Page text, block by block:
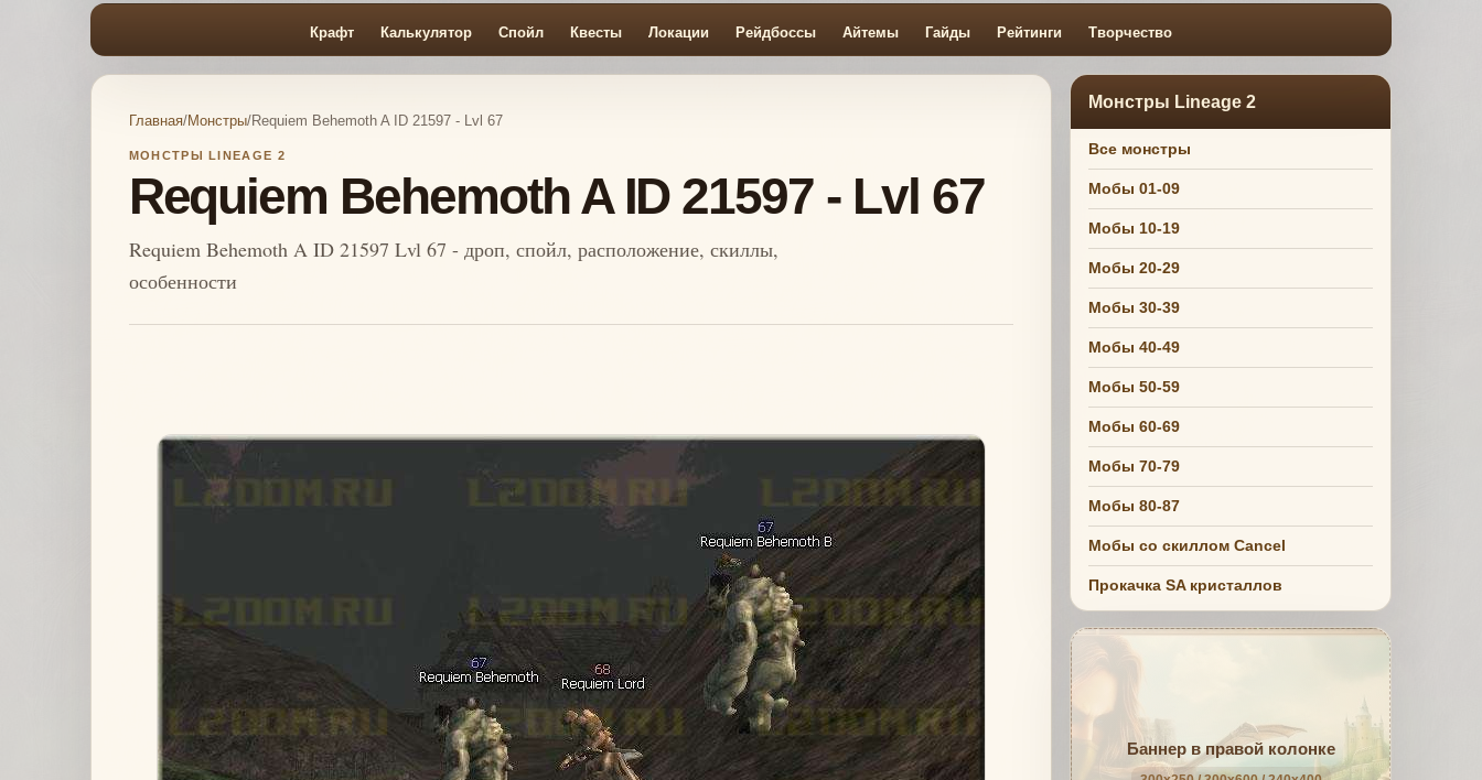
Крафт Калькулятор Спойл Квесты Локации Рейдбоссы Айтемы Гайды Рейтинги Творчество
Главная/Монстры/Requiem Behemoth A ID 21597 - Lvl 67
МОНСТРЫ LINEAGE 2
Requiem Behemoth A ID 21597 - Lvl 67
Requiem Behemoth A ID 21597 Lvl 67 - дроп, спойл, расположение, скиллы,
особенности
Монстры Lineage 2
Все монстры
Мобы 01-09
Мобы 10-19
Мобы 20-29
Мобы 30-39
Мобы 40-49
Мобы 50-59
Мобы 60-69
Мобы 70-79
Мобы 80-87
Мобы со скиллом Cancel
Прокачка SA кристаллов
Баннер в правой колонке